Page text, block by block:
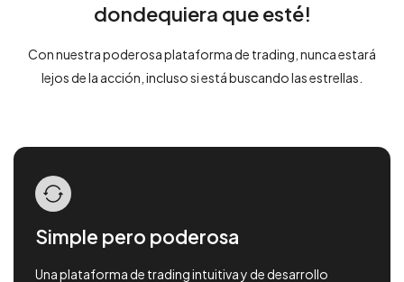
dondequiera que esté!
Con nuestra poderosa plataforma de trading, nunca estará
lejos de la acción, incluso si está buscando las estrellas.
Simple pero poderosa
Una plataforma de trading intuitiva y de desarrollo